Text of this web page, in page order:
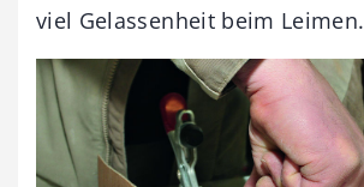
viel Gelassenheit beim Leimen.